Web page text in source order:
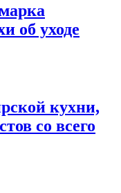
об уходе
кухни,
со всего